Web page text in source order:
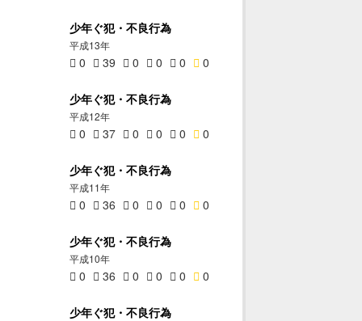
少年ぐ犯・不良行為
平成13年
0 39 0 0 0 0
少年ぐ犯・不良行為
平成12年
0 37 0 0 0 0
少年ぐ犯・不良行為
平成11年
0 36 0 0 0 0
少年ぐ犯・不良行為
平成10年
0 36 0 0 0 0
少年ぐ犯・不良行為